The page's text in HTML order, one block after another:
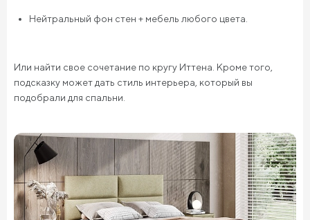
Нейтральный фон стен + мебель любого цвета.
Или найти свое сочетание по кругу Иттена. Кроме того,
подсказку может дать стиль интерьера, который вы
подобрали для спальни.